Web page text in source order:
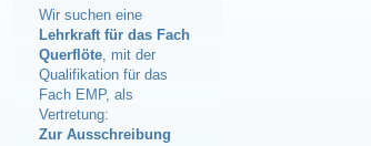
Wir suchen eine
Lehrkraft für das Fach
Querflöte, mit der
Qualifikation für das
Fach EMP, als
Vertretung:
Zur Ausschreibung